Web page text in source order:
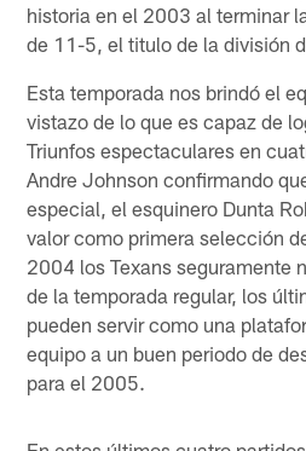
historia en el 2003 al terminar
de 11-5, el titulo de la división
Esta temporada nos brindó el
vistazo de lo que es capaz de
Triunfos espectaculares en
Andre Johnson confirmando
especial, el esquinero Dunta
valor como primera selección
2004 los Texans seguramente
de la temporada regular, los
pueden servir como una
equipo a un buen periodo de
para el 2005.